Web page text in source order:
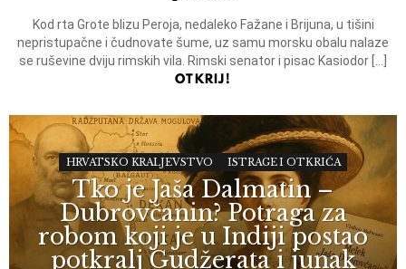
Kod rta Grote blizu Peroja, nedaleko Fažane i Brijuna, u tišini
nepristupačne i čudnovate šume, uz samu morsku obalu nalaze
se ruševine dviju rimskih vila. Rimski senator i pisac Kasiodor […]
OTKRIJ!
HRVATSKO KRALJEVSTVO ISTRAGE I OTKRIĆA
Tko je Jaša Dalmatin –
Dubrovčanin? Potraga za
robom koji je u Indiji postao
potkralj Gudžerata i junak